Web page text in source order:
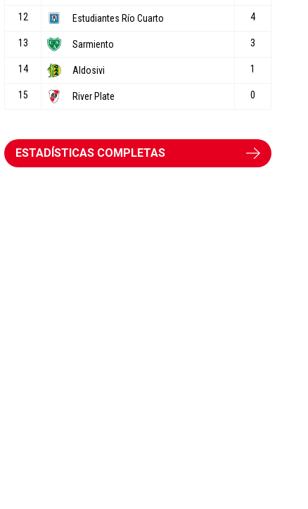
ESTADÍSTICAS COMPLETAS